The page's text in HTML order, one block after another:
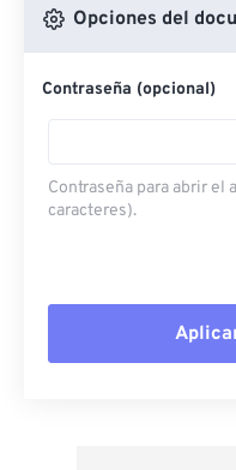
Desde
Desde
Opciones del
Contraseña (opcional)
Contraseña para abrir
caracteres).